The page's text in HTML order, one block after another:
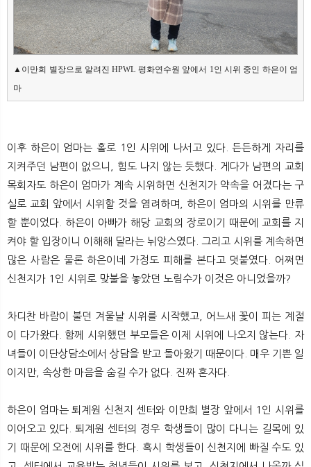
▲이만희 별장으로 알려진 HPWL 평화연수원 앞에서 1인 시위 중인 하은이 엄
마
이후 하은이 엄마는 홀로 1인 시위에 나서고 있다. 든든하게 자리를
지켜주던 남편이 없으니, 힘도 나지 않는 듯했다. 게다가 남편의 교회
목회자도 하은이 엄마가 계속 시위하면 신천지가 약속을 어겼다는 구
실로 교회 앞에서 시위할 것을 염려하며, 하은이 엄마의 시위를 만류
할 뿐이었다. 하은이 아빠가 해당 교회의 장로이기 때문에 교회를 지
켜야 할 입장이니 이해해 달라는 뉘앙스였다. 그리고 시위를 계속하면
많은 사람은 물론 하은이네 가정도 피해를 본다고 덧붙였다. 어쩌면
신천지가 1인 시위로 맞불을 놓았던 노림수가 이것은 아니었을까?
차디찬 바람이 불던 겨울날 시위를 시작했고, 어느새 꽃이 피는 계절
이 다가왔다. 함께 시위했던 부모들은 이제 시위에 나오지 않는다. 자
녀들이 이단상담소에서 상담을 받고 돌아왔기 때문이다. 매우 기쁜 일
이지만, 속상한 마음을 숨길 수가 없다. 진짜 혼자다.
하은이 엄마는 퇴계원 신천지 센터와 이만희 별장 앞에서 1인 시위를
이어오고 있다. 퇴계원 센터의 경우 학생들이 많이 다니는 길목에 있
기 때문에 오전에 시위를 한다. 혹시 학생들이 신천지에 빠질 수도 있